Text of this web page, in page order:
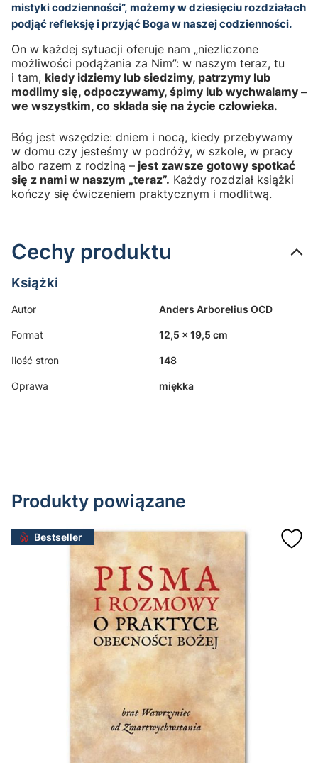
mistyki codzienności”, możemy w dziesięciu rozdziałach
podjąć refleksję i przyjąć Boga w naszej codzienności.
On w każdej sytuacji oferuje nam „niezliczone
możliwości podążania za Nim”: w naszym teraz, tu
i tam, kiedy idziemy lub siedzimy, patrzymy lub
modlimy się, odpoczywamy, śpimy lub wychwalamy –
we wszystkim, co składa się na życie człowieka.
Bóg jest wszędzie: dniem i nocą, kiedy przebywamy
w domu czy jesteśmy w podróży, w szkole, w pracy
albo razem z rodziną – jest zawsze gotowy spotkać
się z nami w naszym „teraz”. Każdy rozdział książki
kończy się ćwiczeniem praktycznym i modlitwą.
Cechy produktu
Książki
Autor Anders Arborelius OCD
Format 12,5 x 19,5 cm
Ilość stron 148
Oprawa miękka
Produkty powiązane
Bestseller